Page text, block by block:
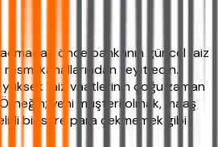
önce bankanın güncel faiz
resmi kanallarından teyit edin.
faiz vaatlerinin çoğu zaman
Örneğin; yeni müşteri olmak, maaş
bir süre para çekmemek gibi